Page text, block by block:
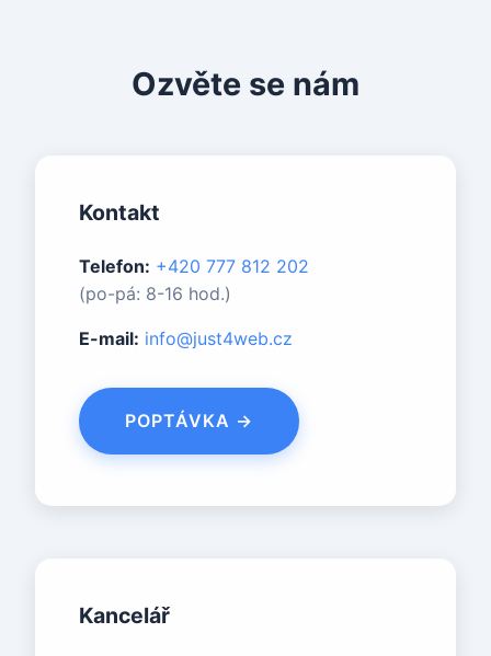
Ozvěte se nám
Kontakt
Telefon: +420 777 812 202
(po-pá: 8-16 hod.)
E-mail: info@just4web.cz
POPTÁVKA →
Kancelář